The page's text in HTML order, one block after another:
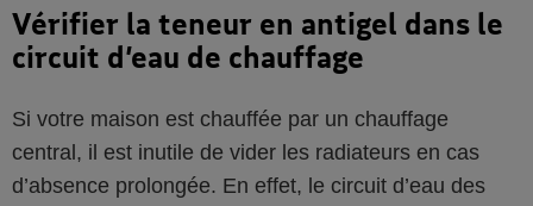
Vérifier la teneur en antigel dans le
circuit d’eau de chauffage
Si votre maison est chauffée par un chauffage
central, il est inutile de vider les radiateurs en cas
d’absence prolongée. En effet, le circuit d’eau des